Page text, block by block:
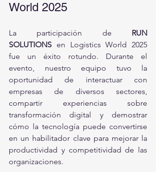
World 2025
La participación de RUN
SOLUTIONS en Logistics World 2025
fue un éxito rotundo. Durante el
evento, nuestro equipo tuvo la
oportunidad de interactuar con
empresas de diversos sectores,
compartir experiencias sobre
transformación digital y demostrar
cómo la tecnología puede convertirse
en un habilitador clave para mejorar la
productividad y competitividad de las
organizaciones.